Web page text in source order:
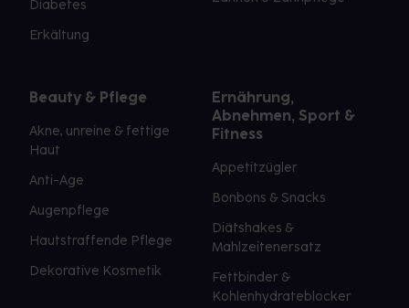
Diabetes
Erkältung
Beauty & Pflege
Akne, unreine & fettige
Haut
Anti-Age
Augenpflege
Hautstraffende Pflege
Dekorative Kosmetik
Ernährung,
Abnehmen, Sport &
Fitness
Appetitzügler
Bonbons & Snacks
Diätshakes &
Mahlzeitenersatz
Fettbinder &
Kohlenhydrateblocker